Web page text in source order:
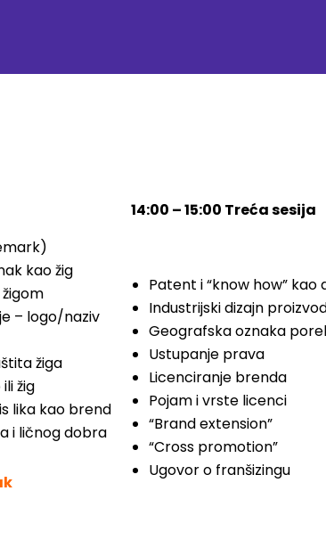
kao žig
– logo/naziv
žiga
žig
lika kao brend
i ličnog dobra
14:00 – 15:00 Treća sesija
Patent i “know how” kao
Industrijski dizajn
Geografska oznaka
Ustupanje prava
Licenciranje brenda
Pojam i vrste licenci
“Brand extension”
“Cross promotion”
Ugovor o franšizingu